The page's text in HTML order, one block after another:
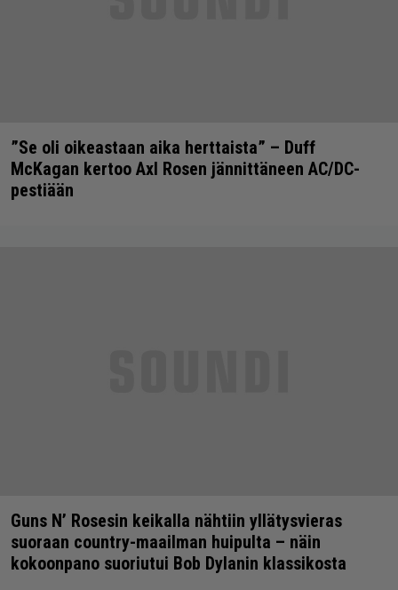
”Se oli oikeastaan aika herttaista” – Duff
McKagan kertoo Axl Rosen jännittäneen AC/DC-
pestiään
Guns N’ Rosesin keikalla nähtiin yllätysvieras
suoraan country-maailman huipulta – näin
kokoonpano suoriutui Bob Dylanin klassikosta